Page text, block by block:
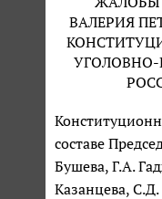
ВАЛЕРИЯ
УГОЛОВНО-
составе
Бушева, Г.А.
Казанцева,